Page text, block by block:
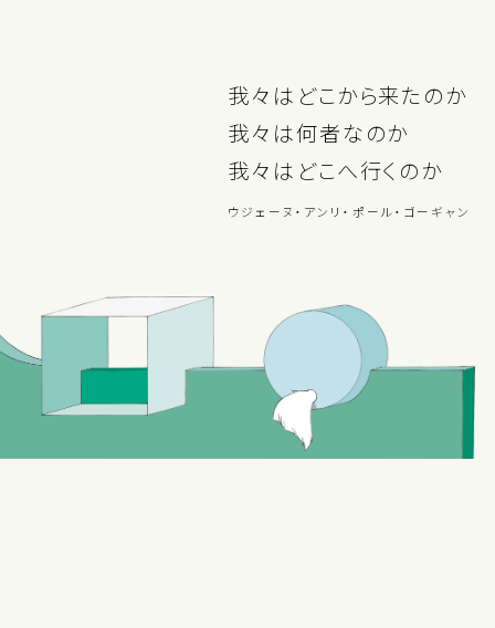
我々はどこから来たのか
我々は何者なのか
我々はどこへ行くのか
ウジェーヌ・アンリ・ポール・ゴーギャン